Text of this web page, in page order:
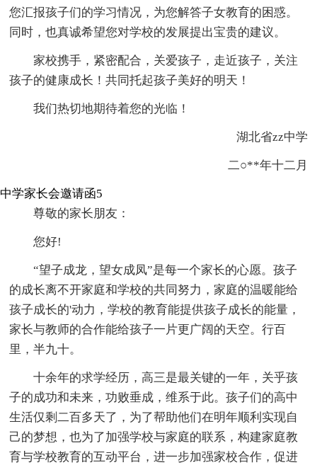
您汇报孩子们的学习情况，为您解答子女教育的困惑。
同时，也真诚希望您对学校的发展提出宝贵的建议。
家校携手，紧密配合，关爱孩子，走近孩子，关注
孩子的健康成长！共同托起孩子美好的明天！
我们热切地期待着您的光临！
湖北省zz中学
二○**年十二月
中学家长会邀请函5
尊敬的家长朋友：
您好!
“望子成龙，望女成凤”是每一个家长的心愿。孩子
的成长离不开家庭和学校的共同努力，家庭的温暖能给
孩子成长的'动力，学校的教育能提供孩子成长的能量，
家长与教师的合作能给孩子一片更广阔的天空。行百
里，半九十。
十余年的求学经历，高三是最关键的一年，关乎孩
子的成功和未来，功败垂成，维系于此。孩子们的高中
生活仅剩二百多天了，为了帮助他们在明年顺利实现自
己的梦想，也为了加强学校与家庭的联系，构建家庭教
育与学校教育的互动平台，进一步加强家校合作，促进